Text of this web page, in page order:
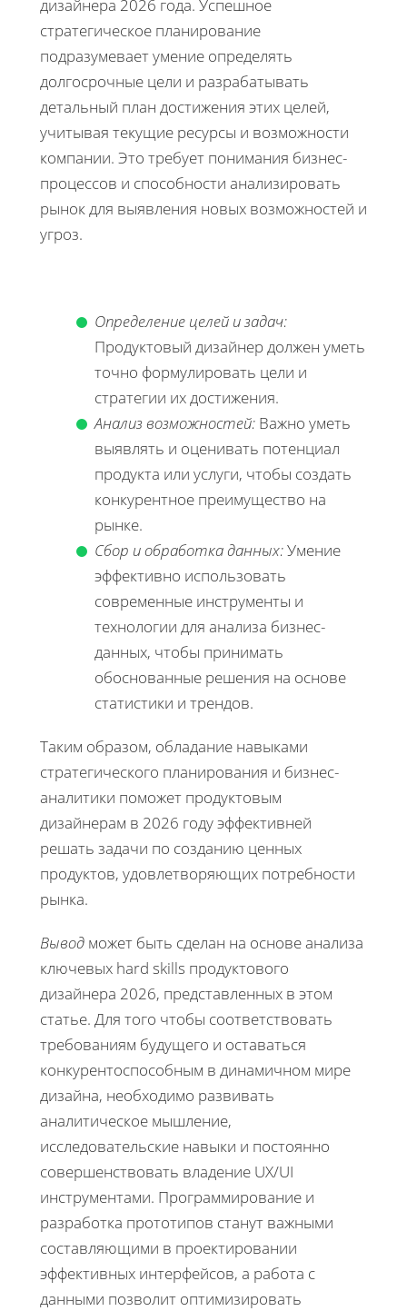
дизайнера 2026 года. Успешное
стратегическое планирование
подразумевает умение определять
долгосрочные цели и разрабатывать
детальный план достижения этих целей,
учитывая текущие ресурсы и возможности
компании. Это требует понимания бизнес-
процессов и способности анализировать
рынок для выявления новых возможностей и
угроз.
Определение целей и задач:
Продуктовый дизайнер должен уметь
точно формулировать цели и
стратегии их достижения.
Анализ возможностей: Важно уметь
выявлять и оценивать потенциал
продукта или услуги, чтобы создать
конкурентное преимущество на
рынке.
Сбор и обработка данных:Умение
эффективно использовать
современные инструменты и
технологии для анализа бизнес-
данных, чтобы принимать
обоснованные решения на основе
статистики и трендов.
Таким образом, обладание навыками
стратегического планирования и бизнес-
аналитики поможет продуктовым
дизайнерам в 2026 году эффективней
решать задачи по созданию ценных
продуктов, удовлетворяющих потребности
рынка.
Вывод может быть сделан на основе анализа
ключевых hard skills продуктового
дизайнера 2026, представленных в этом
статье. Для того чтобы соответствовать
требованиям будущего и оставаться
конкурентоспособным в динамичном мире
дизайна, необходимо развивать
аналитическое мышление,
исследовательские навыки и постоянно
совершенствовать владение UX/UI
инструментами. Программирование и
разработка прототипов станут важными
составляющими в проектировании
эффективных интерфейсов, а работа с
данными позволит оптимизировать